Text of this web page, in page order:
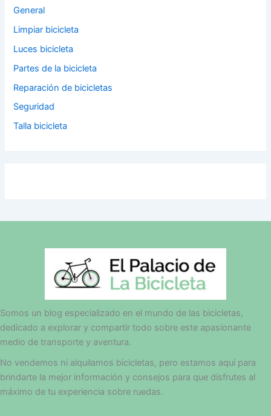
General
Limpiar bicicleta
Luces bicicleta
Partes de la bicicleta
Reparación de bicicletas
Seguridad
Talla bicicleta
Somos un blog especializado en el mundo de las bicicletas,
dedicado a explorar y compartir todo sobre este apasionante
medio de transporte y aventura.
No vendemos ni alquilamos bicicletas, pero estamos aquí para
brindarte la mejor información y consejos para que disfrutes al
máximo de tu experiencia sobre ruedas.